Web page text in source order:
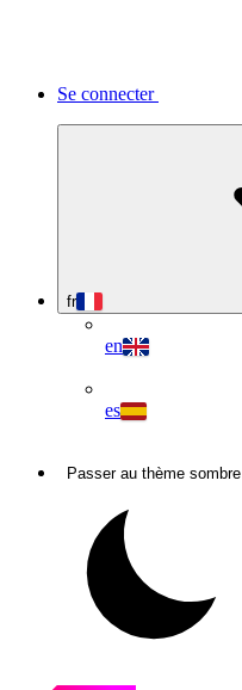
Se connecter
fr
en
es
Passer au thème sombre